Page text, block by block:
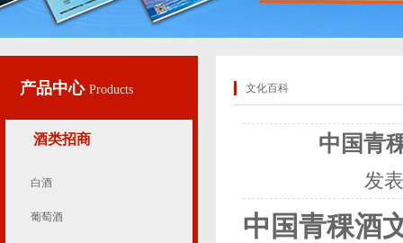
产品中心 Products
酒类招商
白酒
葡萄酒
文化百科
中国青
发
中国青稞酒